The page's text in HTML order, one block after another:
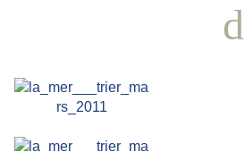
d